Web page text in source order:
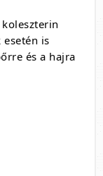
is
és a hajra